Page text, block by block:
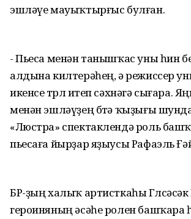
эшләүе мауыҡтырғыс булған.
- Пьеса менән танышҡас уны һин бер
алдына килтерәһең, ә режиссер уны
икенсе төрлө итеп сәхнәгә сығара.
менән эшләүҙең бөтә ҡыҙығы
«Люстра» спектаклендә роль
пьесаға йырҙар яҙыусы Рафаэль
БР-ҙың халыҡ артисткаһы Гөлсәсәк
героиняның әсәһе ролен башҡара